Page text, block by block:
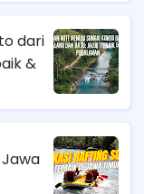
dari
&